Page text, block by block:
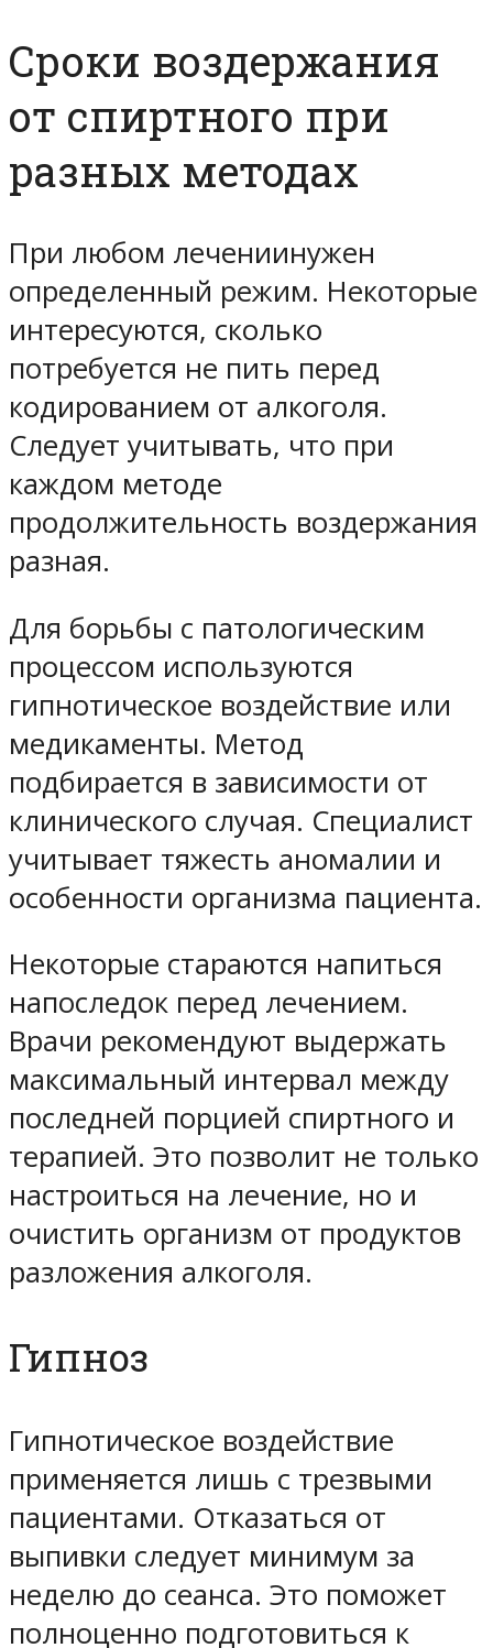
Сроки воздержания
от спиртного при
разных методах
При любом лечениинужен
определенный режим. Некоторые
интересуются, сколько
потребуется не пить перед
кодированием от алкоголя.
Следует учитывать, что при
каждом методе
продолжительность воздержания
разная.
Для борьбы с патологическим
процессом используются
гипнотическое воздействие или
медикаменты. Метод
подбирается в зависимости от
клинического случая. Специалист
учитывает тяжесть аномалии и
особенности организма пациента.
Некоторые стараются напиться
напоследок перед лечением.
Врачи рекомендуют выдержать
максимальный интервал между
последней порцией спиртного и
терапией. Это позволит не только
настроиться на лечение, но и
очистить организм от продуктов
разложения алкоголя.
Гипноз
Гипнотическое воздействие
применяется лишь с трезвыми
пациентами. Отказаться от
выпивки следует минимум за
неделю до сеанса. Это поможет
полноценно подготовиться к